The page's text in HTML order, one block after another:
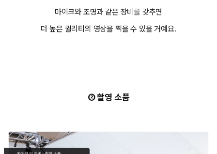
마이크와 조명과 같은 장비를 갖추면
더 높은 퀄리티의 영상을 찍을 수 있을 거예요.
② 촬영 소품